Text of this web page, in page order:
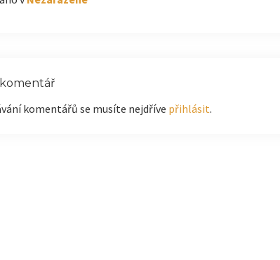
komentářů se musíte nejdříve přihlásit.